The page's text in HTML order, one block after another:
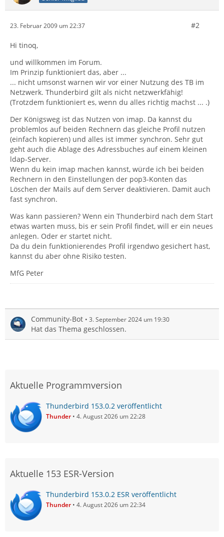
23. Februar 2009 um 22:37 #2
Hi tinoq,
und willkommen im Forum.
Im Prinzip funktioniert das, aber ...
... nicht umsonst warnen wir vor einer Nutzung des TB im
Netzwerk. Thunderbird gilt als nicht netzwerkfähig!
(Trotzdem funktioniert es, wenn du alles richtig machst ... .)
Der Königsweg ist das Nutzen von imap. Da kannst du
problemlos auf beiden Rechnern das gleiche Profil nutzen
(einfach kopieren) und alles ist immer synchron. Sehr gut
geht auch die Ablage des Adressbuches auf einem kleinen
ldap-Server.
Wenn du kein imap machen kannst, würde ich bei beiden
Rechnern in den Einstellungen der pop3-Konten das
Löschen der Mails auf dem Server deaktivieren. Damit auch
fast synchron.
Was kann passieren? Wenn ein Thunderbird nach dem Start
etwas warten muss, bis er sein Profil findet, will er ein neues
anlegen. Oder er startet nicht.
Da du dein funktionierendes Profil irgendwo gesichert hast,
kannst du aber ohne Risiko testen.
MfG Peter
Community-Bot 3. September 2024 um 19:30
Hat das Thema geschlossen.
Aktuelle Programmversion
Thunderbird 153.0.2 veröffentlicht
Thunder 4. August 2026 um 22:28
Aktuelle 153 ESR-Version
Thunderbird 153.0.2 ESR veröffentlicht
Thunder 4. August 2026 um 22:34